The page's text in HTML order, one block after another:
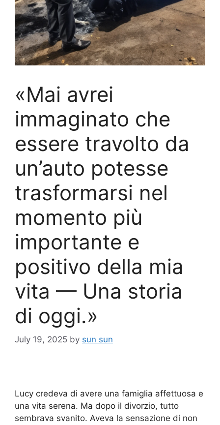
«Mai avrei
immaginato che
essere travolto da
un’auto potesse
trasformarsi nel
momento più
importante e
positivo della mia
vita — Una storia
di oggi.»
July 19, 2025 by sun sun
Lucy credeva di avere una famiglia affettuosa e
una vita serena. Ma dopo il divorzio, tutto
sembrava svanito. Aveva la sensazione di non